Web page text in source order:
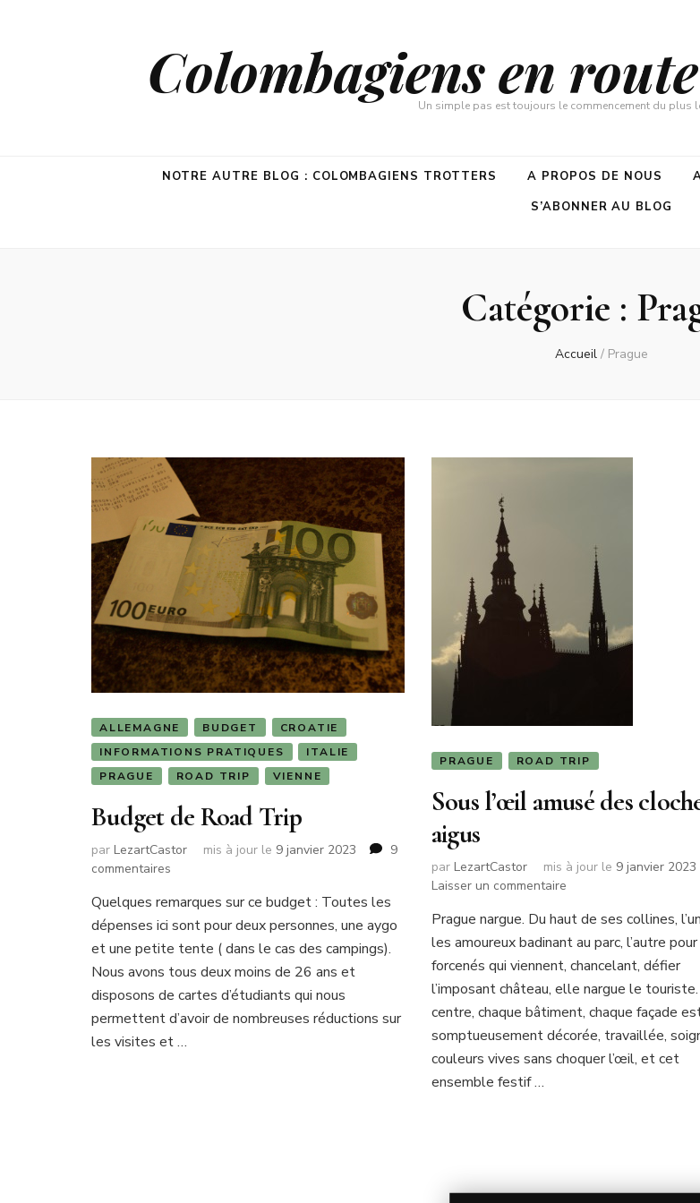
Colombagiens en
Un simple pas est toujours le commencement du plus
NOTRE AUTRE BLOG : COLOMBAGIENS TROTTERS A PROPOS DE NOUS
S’ABONNER AU BLOG
Catégorie :
Accueil / Prague
ALLEMAGNE BUDGET
CROATIE
INFORMATIONS PRATIQUES
ITALIE
PRAGUE
ROAD TRIP VIENNE
Budget de Road Trip
par LezartCastor mis à jour le 9 janvier 2023
9
commentaires
de
Road
Trip
Quelques remarques sur ce budget : Toutes les
dépenses ici sont pour deux personnes, une aygo
et une petite tente ( dans le cas des campings).
Nous avons tous deux moins de 26 ans et
disposons de cartes d’étudiants qui nous
permettent d’avoir de nombreuses réductions sur
les visites et …
PRAGUE ROAD TRIP
Sous l’œil amusé des
aigus
par LezartCastor mis à jour le 9 janvier 2023
Laisser un commentairesur
l’œil
amusé
des
aigus
Prague nargue. Du haut de ses collines,
les amoureux badinant au parc, l’autre
forcenés qui viennent, chancelant, défier
l’imposant château, elle nargue le
centre, chaque bâtiment, chaque façade
somptueusement décorée, travaillée,
couleurs vives sans choquer l’œil, et cet
ensemble festif …